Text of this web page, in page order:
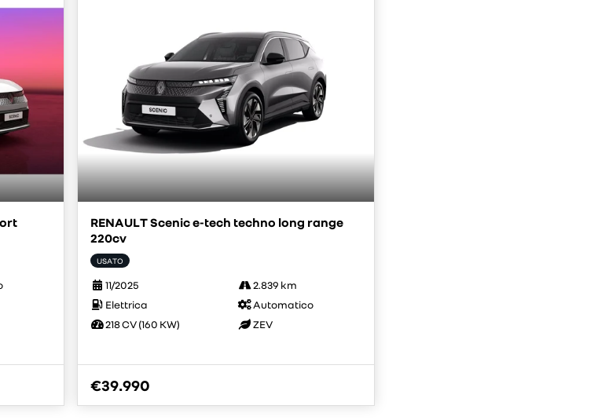
RENAULT Scenic e-tech techno long range
220cv
USATO
11/2025
2.839 km
Elettrica
Automatico
218 CV (160 KW)
ZEV
€39.990